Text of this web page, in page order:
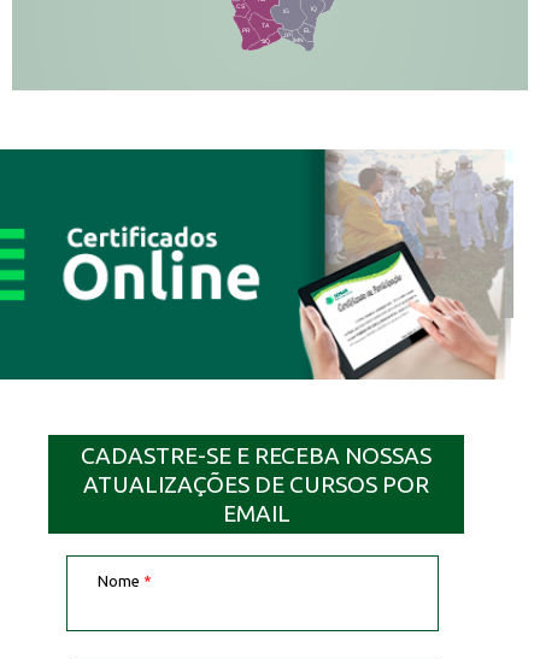
IQ
EL
JP
CS
PR
TA
SQ
IG
MN
CADASTRE-SE E RECEBA NOSSAS
ATUALIZAÇÕES DE CURSOS POR
EMAIL
Nome *